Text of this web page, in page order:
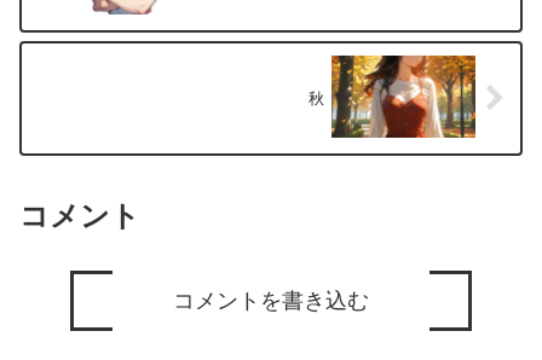
秋
コメント
コメントを書き込む